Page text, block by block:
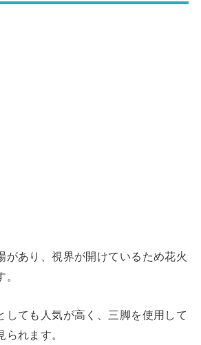
があり、視界が開けているため花火
しても人気が高く、三脚を使用して
れます。